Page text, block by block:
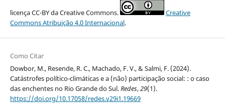
licença CC-BY da Creative Commons.
Creative
Commons Atribuição 4.0 Internacional.
Como Citar
Dowbor, M., Resende, R. C., Machado, F. V., & Salmi, F. (2024).
Catástrofes político-climáticas e a (não) participação social: : o caso
das enchentes no Rio Grande do Sul.Redes,29(1).
https://doi.org/10.17058/redes.v29i1.19669